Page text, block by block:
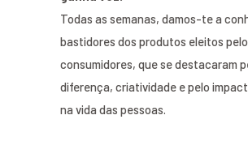
Todas as semanas, damos-te a
bastidores dos produtos eleitos
consumidores, que se destacaram
diferença, criatividade e pelo
na vida das pessoas.